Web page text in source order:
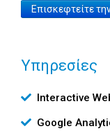
Website
Επισκεφτείτε
Υπηρεσίες
Υπηρεσίες
Interactive
Google